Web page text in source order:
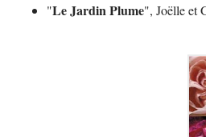
"Le Jardin Plume", Joëlle et